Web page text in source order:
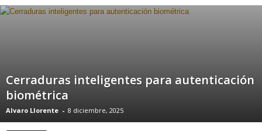
Cerraduras inteligentes para autenticación
biométrica
Alvaro Llorente - 8 diciembre, 2025